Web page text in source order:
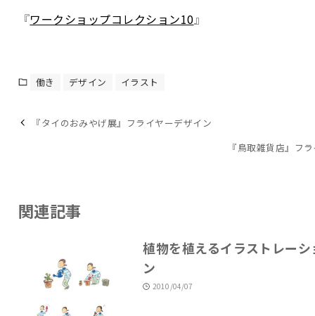
『ワークショップコレクション10』
働き デザイン イラスト
『タイのおみやげ展』フライヤーデザイン
『鳥取雑貨店』フ
関連記事
植物を植えるイラストレーシ
ン
2010/04/07